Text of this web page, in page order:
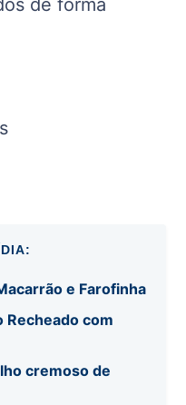
e Farofinha
Recheado com
cremoso de